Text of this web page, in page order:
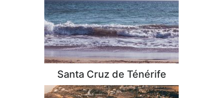
Santa Cruz de Ténérife